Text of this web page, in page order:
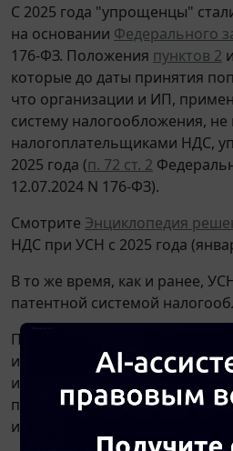
С 2025 года "упрощенцы"
на основании Федерального
176-ФЗ. Положения пунктов 2 и
которые до даты принятия
что организации и ИП,
систему налогообложения,
налогоплательщиками НДС,
2025 года (п. 72 ст. 2
12.07.2024 N 176-ФЗ).
Смотрите Энциклопедия
НДС при УСН с 2025 года
В то же время, как и ранее,
патентной системой
Патентная система
индивидуальными
иными режимами
предусмотренными
и сборах (